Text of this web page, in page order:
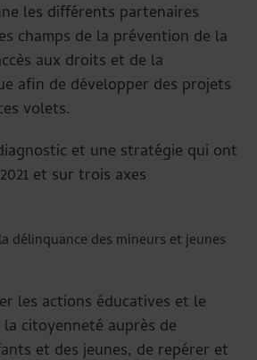
les différents partenaires
champs de la prévention de la
aux droits et de la
afin de développer des projets
volets.
et une stratégie qui ont
et sur trois axes
délinquance des mineurs et jeunes
les actions éducatives et le
citoyenneté auprès de
et des jeunes, de repérer et